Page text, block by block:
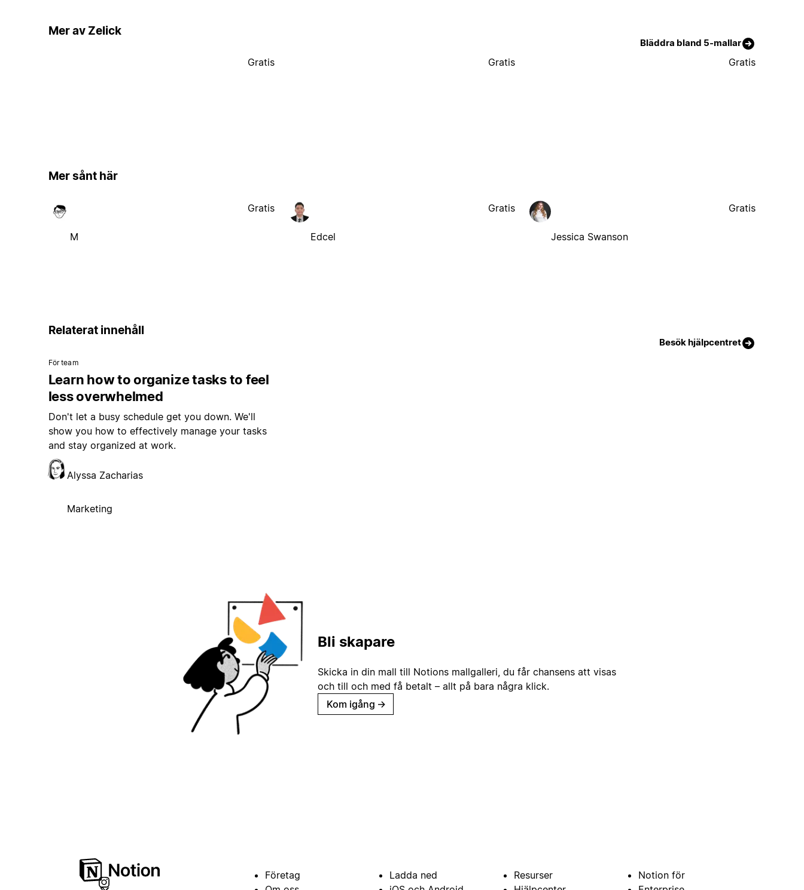
Mer av Zelick
Bläddra bland 5-mallar
Gratis Gratis Gratis
Mer sånt här
M
Gratis
Edcel
Gratis
Jessica Swanson
Gratis
Relaterat innehåll
Besök hjälpcentret
För team
Learn how to organize tasks to feel
less overwhelmed
Don't let a busy schedule get you down. We'll
show you how to effectively manage your tasks
and stay organized at work.
Alyssa Zacharias
Marketing
Bli skapare
Skicka in din mall till Notions mallgalleri, du får chansens att visas
och till och med få betalt – allt på bara några klick.
Kom igång →
Företag
Ladda ned
Resurser
Notion för